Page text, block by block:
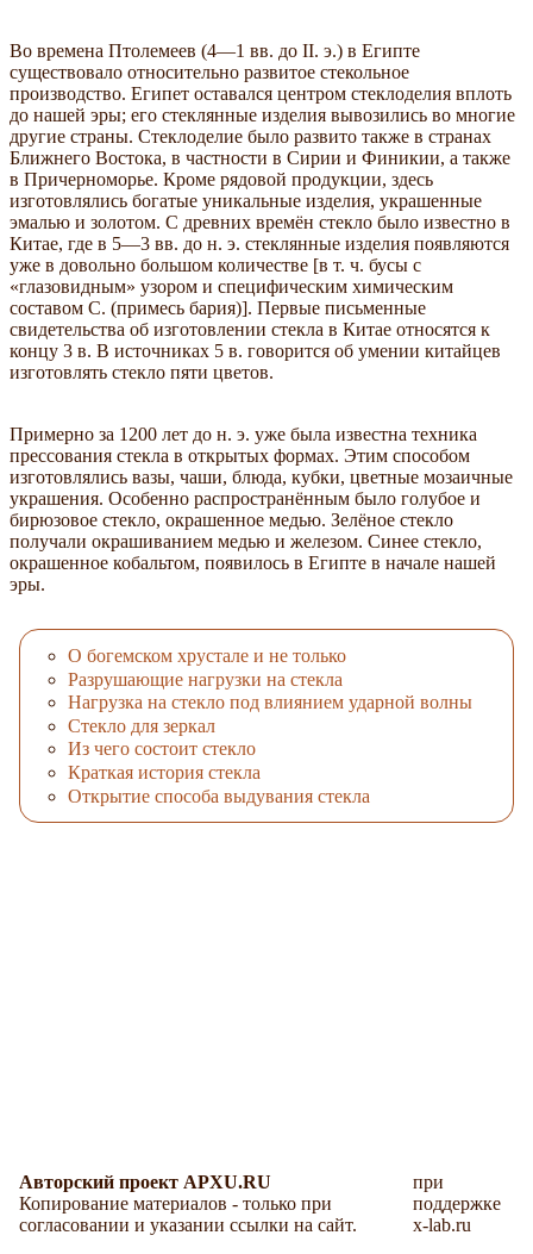
Во времена Птолемеев (4—1 вв. до II. э.) в Египте
существовало относительно развитое стекольное
производство. Египет оставался центром стеклоделия вплоть
до нашей эры; его стеклянные изделия вывозились во многие
другие страны. Стеклоделие было развито также в странах
Ближнего Востока, в частности в Сирии и Финикии, а также
в Причерноморье. Кроме рядовой продукции, здесь
изготовлялись богатые уникальные изделия, украшенные
эмалью и золотом. С древних времён стекло было известно в
Китае, где в 5—3 вв. до н. э. стеклянные изделия появляются
уже в довольно большом количестве [в т. ч. бусы с
«глазовидным» узором и специфическим химическим
составом С. (примесь бария)]. Первые письменные
свидетельства об изготовлении стекла в Китае относятся к
концу 3 в. В источниках 5 в. говорится об умении китайцев
изготовлять стекло пяти цветов.
Примерно за 1200 лет до н. э. уже была известна техника
прессования стекла в открытых формах. Этим способом
изготовлялись вазы, чаши, блюда, кубки, цветные мозаичные
украшения. Особенно распространённым было голубое и
бирюзовое стекло, окрашенное медью. Зелёное стекло
получали окрашиванием медью и железом. Синее стекло,
окрашенное кобальтом, появилось в Египте в начале нашей
эры.
О богемском хрустале и не только
Разрушающие нагрузки на стекла
Нагрузка на стекло под влиянием ударной волны
Стекло для зеркал
Из чего состоит стекло
Краткая история стекла
Открытие способа выдувания стекла
Авторский проект APXU.RU
Копирование материалов - только при
согласовании и указании ссылки на сайт.
при
поддержке
x-lab.ru